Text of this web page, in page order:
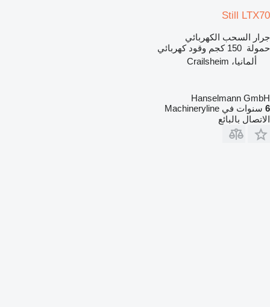
Still LTX70
جرار السحب الكهربائي
حمولة 150 كجم وقود كهربائي
ألمانيا، Crailsheim
Hanselmann GmbH
6 سنوات في Machineryline
الاتصال بالبائع